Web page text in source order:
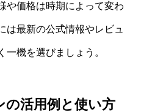
や価格は時期によって変わ
は最新の公式情報やレビュ
一機を選びましょう。
の活用例と使い方